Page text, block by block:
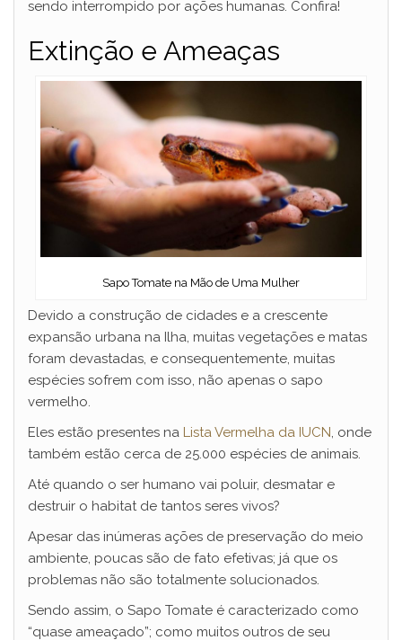
sendo interrompido por ações humanas. Confira!
Extinção e Ameaças
Sapo Tomate na Mão de Uma Mulher
Devido a construção de cidades e a crescente
expansão urbana na Ilha, muitas vegetações e matas
foram devastadas, e consequentemente, muitas
espécies sofrem com isso, não apenas o sapo
vermelho.
Eles estão presentes na Lista Vermelha da IUCN, onde
também estão cerca de 25.000 espécies de animais.
Até quando o ser humano vai poluir, desmatar e
destruir o habitat de tantos seres vivos?
Apesar das inúmeras ações de preservação do meio
ambiente, poucas são de fato efetivas; já que os
problemas não são totalmente solucionados.
Sendo assim, o Sapo Tomate é caracterizado como
“quase ameaçado”; como muitos outros de seu